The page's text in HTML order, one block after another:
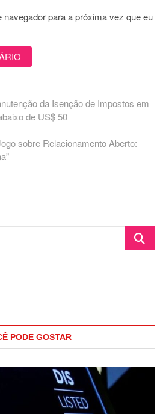
para a próxima vez que eu
da Isenção de Impostos em
de US$ 50
sobre Relacionamento Aberto:
PODE GOSTAR